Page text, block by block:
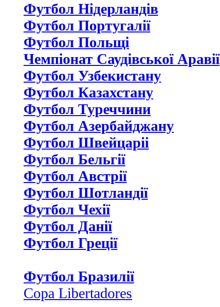
Футбол Нідерландiв
Футбол Португалії
Футбол Польщі
Чемпіонат Саудівської Аравії
Футбол Узбекистану
Футбол Казахстану
Футбол Туреччини
Футбол Азербайджану
Футбол Швейцаріі
Футбол Бельгії
Футбол Австрії
Футбол Шотландії
Футбол Чехії
Футбол Данії
Футбол Греції
Футбол Бразилії
Copa Libertadores